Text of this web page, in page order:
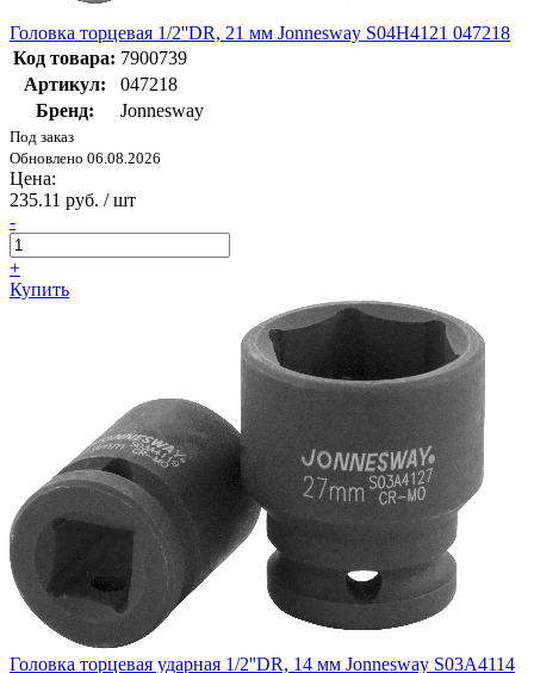
Головка торцевая 1/2''DR, 21 мм Jonnesway S04H4121 047218
Код товара: 7900739
Артикул:
047218
Бренд:
Jonnesway
Под заказ
Обновлено 06.08.2026
Цена:
235.11 руб. / шт
-
+
Купить
Головка торцевая ударная 1/2''DR, 14 мм Jonnesway S03A4114